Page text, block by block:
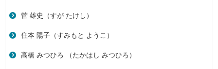
菅 雄史（すが たけし）
住本 陽子（すみもと ようこ）
高橋 みつひろ （たかはし みつひろ）